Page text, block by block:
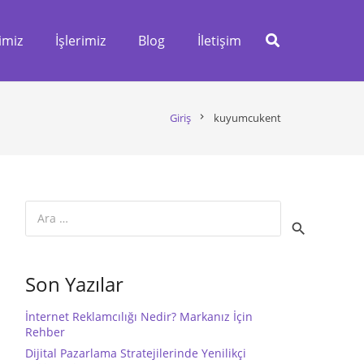
İşlerimiz Blog İletişim
Giriş chevron_right kuyumcukent
Son Yazılar
İnternet Reklamcılığı Nedir? Markanız İçin
Rehber
Dijital Pazarlama Stratejilerinde Yenilikçi